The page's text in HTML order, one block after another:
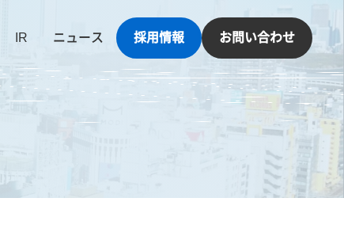
IR ニュース 採用情報 お問い合わせ